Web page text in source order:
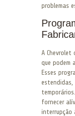
problemas
A Chevrolet
que podem
Esses
estendidas,
fornecer
interrupção